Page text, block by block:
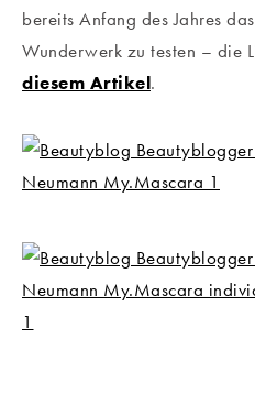
bereits Anfang des Jahres
Wunderwerk zu testen – die
diesem Artikel.